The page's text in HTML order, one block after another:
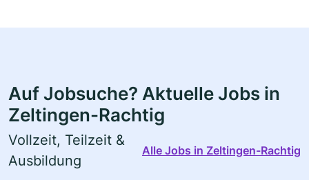
Auf Jobsuche? Aktuelle Jobs in
Zeltingen-Rachtig
Vollzeit, Teilzeit &
Ausbildung
Alle Jobs in Zeltingen-Rachtig